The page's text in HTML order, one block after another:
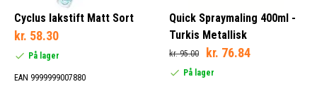
Cyclus lakstift Matt Sort
kr. 58.30
På lager
EAN 9999999007880
Quick Spraymaling 400ml -
Turkis Metallisk
kr. 95.00 kr. 76.84
På lager